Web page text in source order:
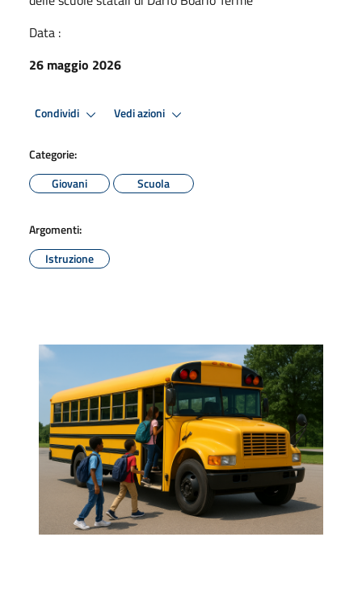
Data :
26 maggio 2026
Condividi Vedi azioni
Categorie:
Giovani
Scuola
Argomenti:
Istruzione